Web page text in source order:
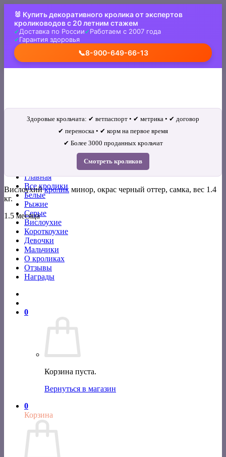
content
🐰 Купить декоративного кролика от экспертов
кролиководов с 20 летним стажем
Доставка по России
Работаем с 2007 года
Гарантия здоровья
📞8-900-649-66-13
Главная
Все кролики
Белые
Рыжие
Серые
Вислоухие
Короткоухие
Девочки
Мальчики
О кроликах
Отзывы
Награды
0
Корзина пуста.
Вернуться в магазин
0
Корзина
Здоровые крольчата: ✔ ветпаспорт • ✔ метрика • ✔ договор
✔ переноска • ✔ корм на первое время
✔ Более 3000 проданных крольчат
Смотреть кроликов
Вислоухийкролик минор, окрас черный оттер, самка, вес 1.4
кг.
1.5 месяца